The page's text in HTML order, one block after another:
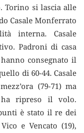
Torino si lascia alle
Casale Monferrato
interna. Casale
Padroni di casa
consegnato il
di 60-44. Casale
(79-71) ma
ripreso il volo.
è stato il re dei
e Vencato (19),